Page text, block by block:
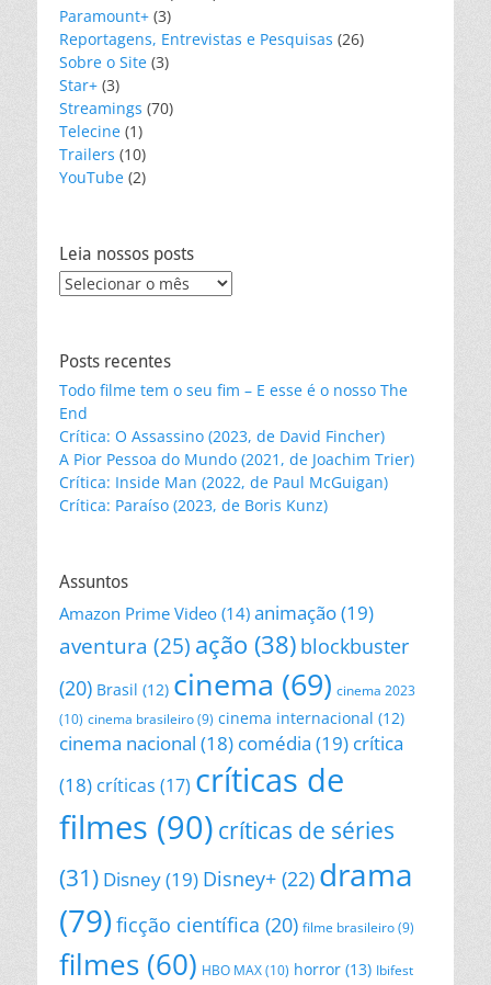
Paramount+ (3)
Reportagens, Entrevistas e Pesquisas (26)
Sobre o Site (3)
Star+ (3)
Streamings (70)
Telecine (1)
Trailers (10)
YouTube (2)
Leia nossos posts
Leia
Posts recentes
Todo filme tem o seu fim – E esse é o nosso The
End
Crítica: O Assassino (2023, de David Fincher)
A Pior Pessoa do Mundo (2021, de Joachim Trier)
Crítica: Inside Man (2022, de Paul McGuigan)
Crítica: Paraíso (2023, de Boris Kunz)
Assuntos
Amazon Prime Video (14) animação(19)
aventura (25) ação (38) blockbuster
(20) Brasil (12) cinema (69) cinema 2023
(10) cinema brasileiro (9) cinema internacional (12)
cinema nacional (18) comédia (19) crítica
(18) críticas (17) críticas de
filmes (90) críticas de séries
(31) Disney(19) Disney+ (22) drama
(79)ficção científica (20) filme brasileiro (9)
filmes (60) HBO MAX(10) horror (13) Ibifest